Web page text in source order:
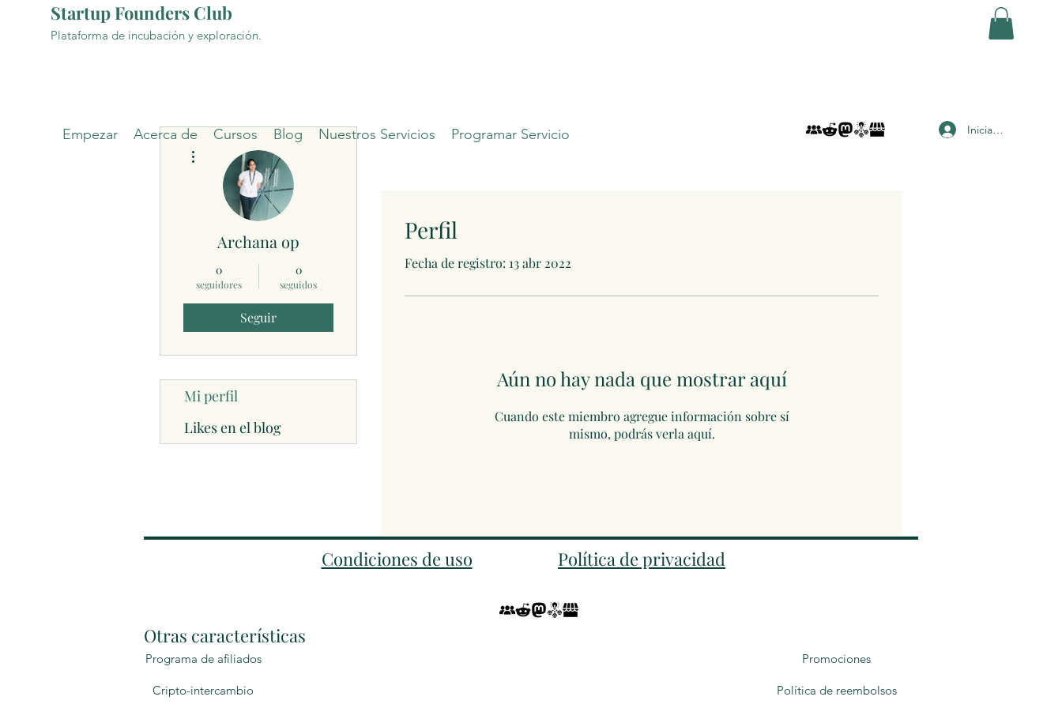
Startup Founders Club
Plataforma de incubación y exploración.
Empezar Acerca de Cursos Blog Nuestros Servicios Programar Servicio Iniciar sesión
Perfil
Fecha de registro: 13 abr 2022
Aún no hay nada que mostrar aquí
Cuando este miembro agregue información sobre sí
mismo, podrás verla aquí.
Archana op
0
seguidores
0
seguidos
Seguir
Mi perfil
Likes en el blog
Condiciones de uso Política de privacidad
Otras características
Programa de afiliados
Cripto-intercambio
Promociones
Política de reembolsos